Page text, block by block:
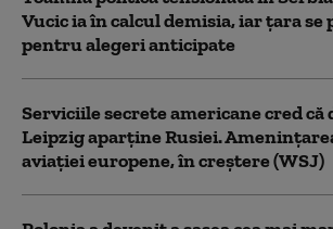
Vucic ia în calcul demisia, iar țara se
pentru alegeri anticipate
Serviciile secrete americane cred că
Leipzig aparține Rusiei.
aviației europene, în creștere (WSJ)